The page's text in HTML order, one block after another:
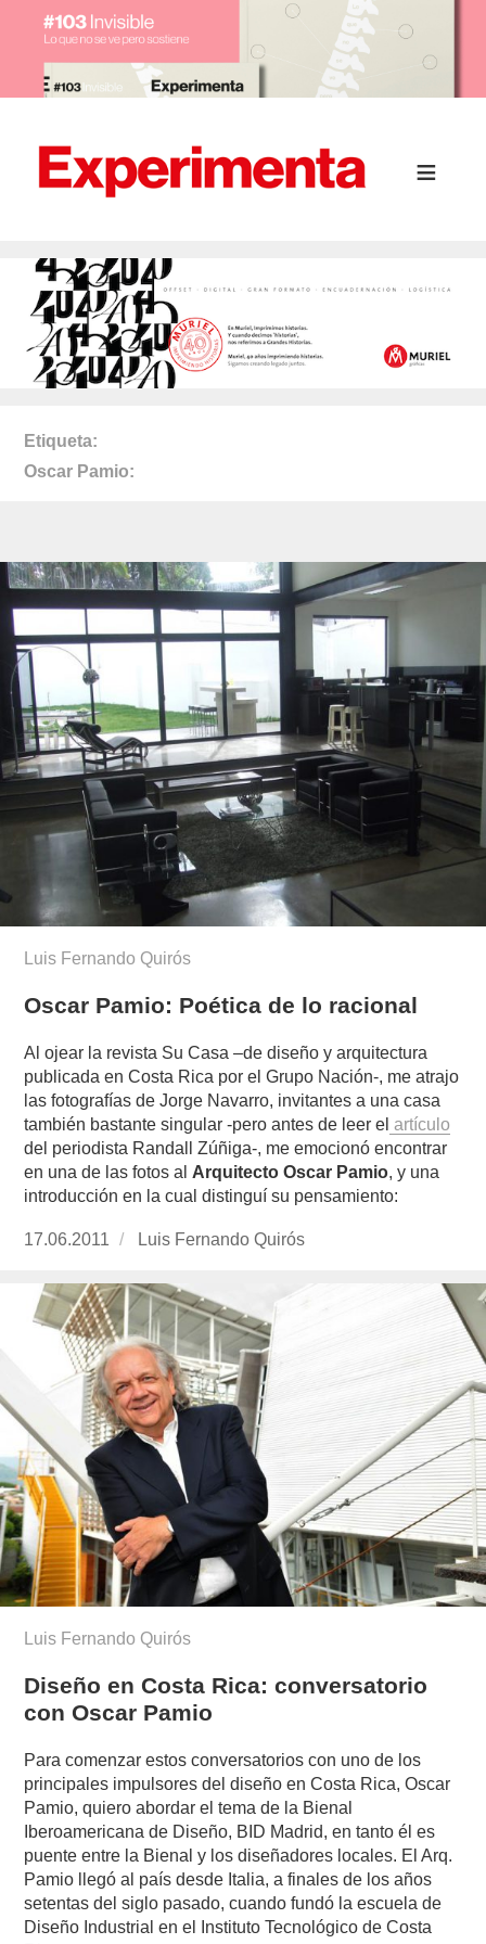
Etiqueta
Oscar Pamio
Luis Fernando Quirós
Oscar Pamio: Poética de lo racional
Al ojear la revista Su Casa –de diseño y arquitectura
publicada en Costa Rica por el Grupo Nación-, me atrajo
las fotografías de Jorge Navarro, invitantes a una casa
también bastante singular -pero antes de leer el artículo
del periodista Randall Zúñiga-, me emocionó encontrar
en una de las fotos al Arquitecto Oscar Pamio, y una
introducción en la cual distinguí su pensamiento:
Publicado
17.06.2011
https://www.experimenta.es/author/luis-
quiros/
Luis Fernando Quirós
Luis Fernando Quirós
Diseño en Costa Rica: conversatorio
con Oscar Pamio
Para comenzar estos conversatorios con uno de los
principales impulsores del diseño en Costa Rica, Oscar
Pamio, quiero abordar el tema de la Bienal
Iberoamericana de Diseño, BID Madrid, en tanto él es
puente entre la Bienal y los diseñadores locales. El Arq.
Pamio llegó al país desde Italia, a finales de los años
setentas del siglo pasado, cuando fundó la escuela de
Diseño Industrial en el Instituto Tecnológico de Costa